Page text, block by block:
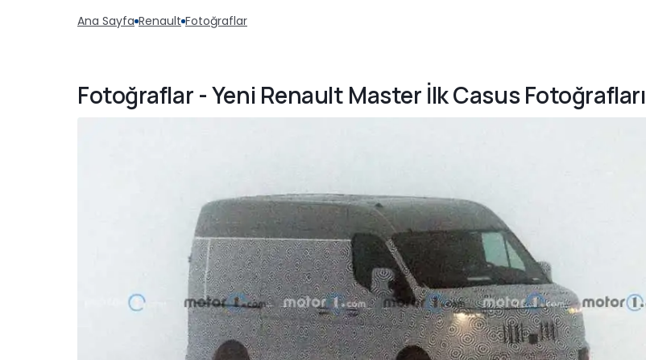
Ana Sayfa Renault Fotoğraflar
Fotoğraflar - Yeni Renault Master İlk Casus Fotoğrafları